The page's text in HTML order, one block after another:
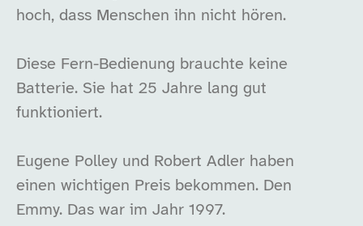
hoch, dass Menschen ihn nicht hören.
Diese Fern-Bedienung brauchte keine
Batterie. Sie hat 25 Jahre lang gut
funktioniert.
Eugene Polley und Robert Adler haben
einen wichtigen Preis bekommen. Den
Emmy. Das war im Jahr 1997.